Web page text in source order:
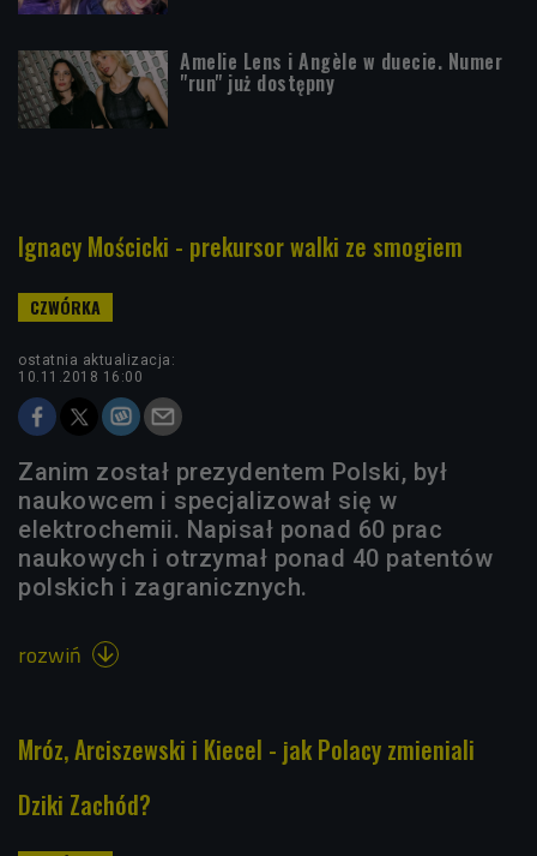
Amelie Lens i Angèle w duecie. Numer
"run" już dostępny
Ignacy Mościcki - prekursor walki ze smogiem
ostatnia aktualizacja:
10.11.2018 16:00
Zanim został prezydentem Polski, był
naukowcem i specjalizował się w
elektrochemii. Napisał ponad 60 prac
naukowych i otrzymał ponad 40 patentów
polskich i zagranicznych.
rozwiń 
Mróz, Arciszewski i Kiecel - jak Polacy zmieniali
Dziki Zachód?